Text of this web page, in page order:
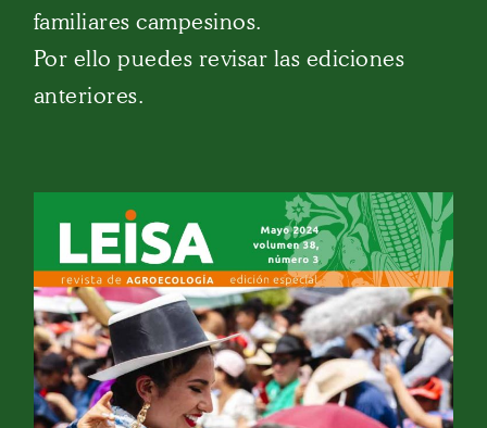
familiares campesinos.
Por ello puedes revisar las ediciones
anteriores.